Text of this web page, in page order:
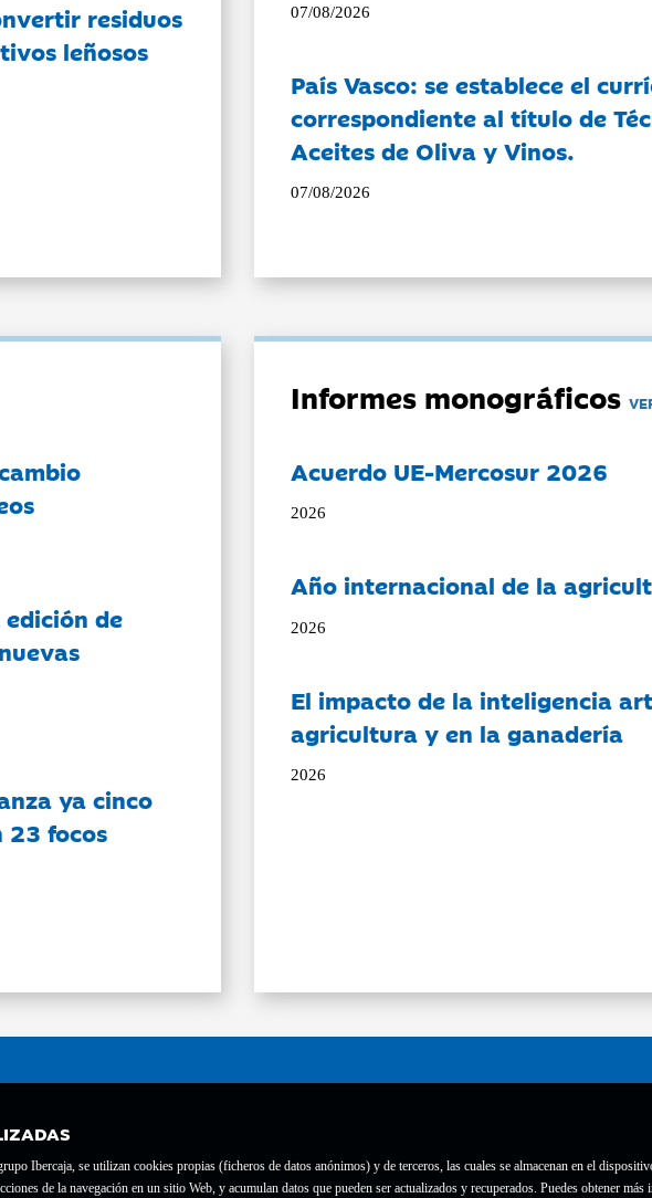
Ibercaja, se utilizan cookies propias (ficheros de datos anónimos) y de terceros, las cuales se almacenan en el
de la navegación en un sitio Web, y acumulan datos que pueden ser actualizados y recuperados. Puedes obtener
residuos
leñosos
07/08/2026
País Vasco: se establece el
correspondiente al título de
Aceites de Oliva y Vinos.
07/08/2026
de
ya cinco
23 focos
Informes monográficos
Acuerdo UE-Mercosur 2026
2026
Año internacional de la
2026
El impacto de la inteligencia
agricultura y en la ganadería
2026